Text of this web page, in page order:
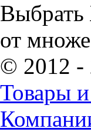
Выбрать
от
© 2012 -
Товары